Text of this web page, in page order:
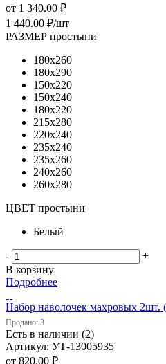
от 1 340.00 ₽
1 440.00 ₽/шт
РАЗМЕР простыни
180х260
180х290
150х220
150х240
180х220
215х280
220х240
235х240
235х260
240х260
260х280
ЦВЕТ простыни
Белый
-
+
В корзину
Подробнее
Набор наволочек махровых 2шт.
Продано: 3
Есть в наличии (2)
Артикул: УТ-13005935
от 820.00 ₽